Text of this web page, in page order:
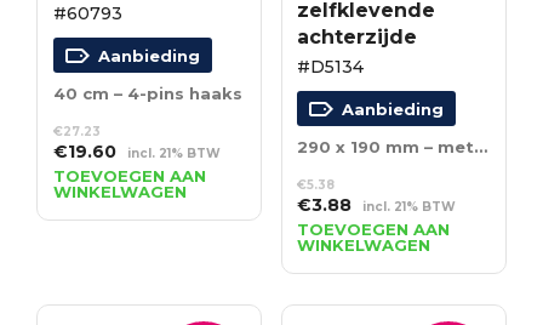
#60793
Aanbieding
40 cm – 4-pins haaks
€27.23
Oorspronkelijke
prijs
was:
€27.23.
€19.60Huidige
prijs
is:
€19.60.
incl. 21% BTW
TOEVOEGEN AAN
WINKELWAGEN
zelfklevende
achterzijde
#D5134
Aanbieding
290 x 190 mm – met zelfklevende achterzijde
€5.38
Oorspronkelijke
prijs
was:
€5.38.
€3.88Huidige
prijs
is:
€3.88.
incl. 21% BTW
TOEVOEGEN AAN
WINKELWAGEN